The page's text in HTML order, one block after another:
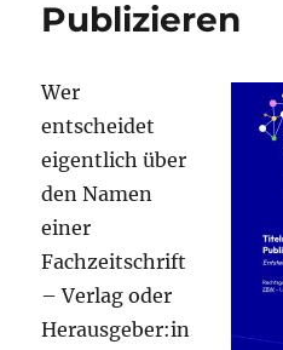
Publizieren
Wer
entscheidet
eigentlich über
den Namen
einer
Fachzeitschrift
– Verlag oder
Herausgeber:in